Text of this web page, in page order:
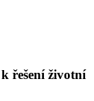
řešení životní